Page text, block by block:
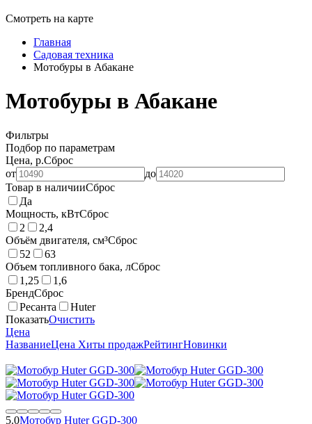
Смотреть на карте
Главная
Садовая техника
Мотобуры в Абакане
Мотобуры в Абакане
Фильтры
Подбор по параметрам
Цена, р.Сброс
от
до
Товар в наличииСброс
Да
Мощность, кВтСброс
2
2,4
Объём двигателя, см³Сброс
52
63
Объем топливного бака, лСброс
1,25
1,6
БрендСброс
Ресанта
Huter
ПоказатьОчистить
Цена
НазваниеЦена Хиты продажРейтингНовинки
5.0Мотобур Huter GGD-300